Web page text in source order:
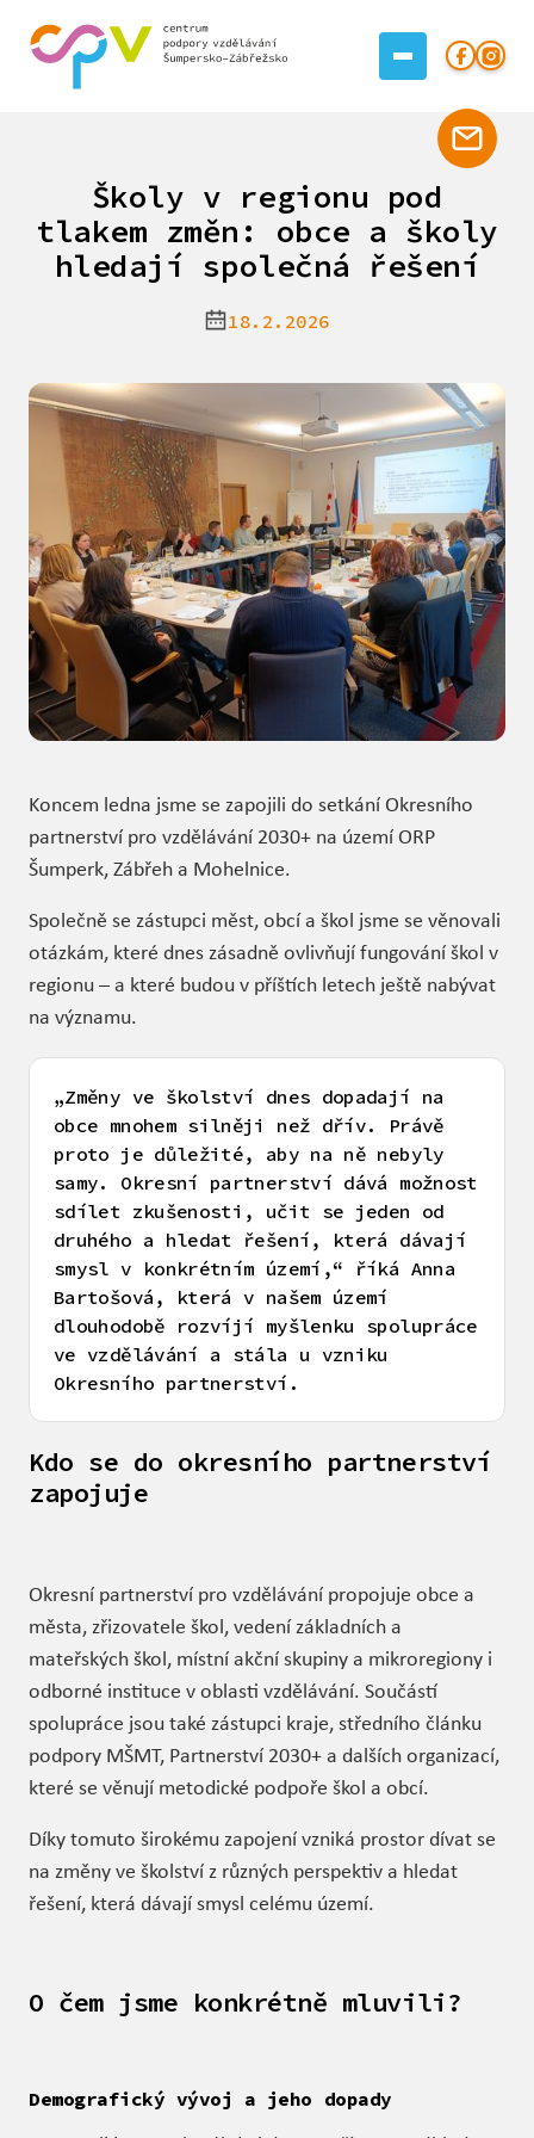
Školy v regionu pod
tlakem změn: obce a školy
hledají společná řešení
18.2.2026
Koncem ledna jsme se zapojili do setkání Okresního
partnerství pro vzdělávání 2030+ na území ORP
Šumperk, Zábřeh a Mohelnice.
Společně se zástupci měst, obcí a škol jsme se věnovali
otázkám, které dnes zásadně ovlivňují fungování škol v
regionu – a které budou v příštích letech ještě nabývat
na významu.
„Změny ve školství dnes dopadají na
obce mnohem silněji než dřív. Právě
proto je důležité, aby na ně nebyly
samy. Okresní partnerství dává možnost
sdílet zkušenosti, učit se jeden od
druhého a hledat řešení, která dávají
smysl v konkrétním území,“ říká Anna
Bartošová, která v našem území
dlouhodobě rozvíjí myšlenku spolupráce
ve vzdělávání a stála u vzniku
Okresního partnerství.
Kdo se do okresního partnerství
zapojuje
Okresní partnerství pro vzdělávání propojuje obce a
města, zřizovatele škol, vedení základních a
mateřských škol, místní akční skupiny a mikroregiony i
odborné instituce v oblasti vzdělávání. Součástí
spolupráce jsou také zástupci kraje, středního článku
podpory MŠMT, Partnerství 2030+ a dalších organizací,
které se věnují metodické podpoře škol a obcí.
Díky tomuto širokému zapojení vzniká prostor dívat se
na změny ve školství z různých perspektiv a hledat
řešení, která dávají smysl celému území.
O čem jsme konkrétně mluvili?
Demografický vývoj a jeho dopady